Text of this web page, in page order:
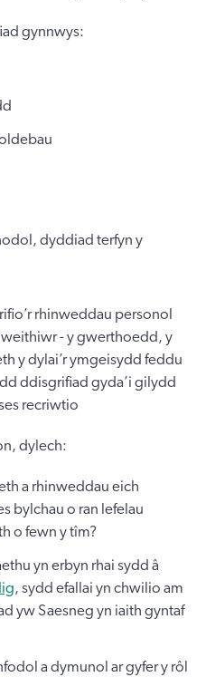
gynnwys:
dyddiad terfyn y
rhinweddau personol
- y gwerthoedd, y
y dylai’r ymgeisydd feddu
ddisgrifiad gyda’i gilydd
recriwtio
dylech:
a rhinweddau eich
bylchau o ran lefelau
o fewn y tîm?
yn erbyn rhai sydd â
, sydd efallai yn chwilio am
yw Saesneg yn iaith gyntaf
a dymunol ar gyfer y rôl